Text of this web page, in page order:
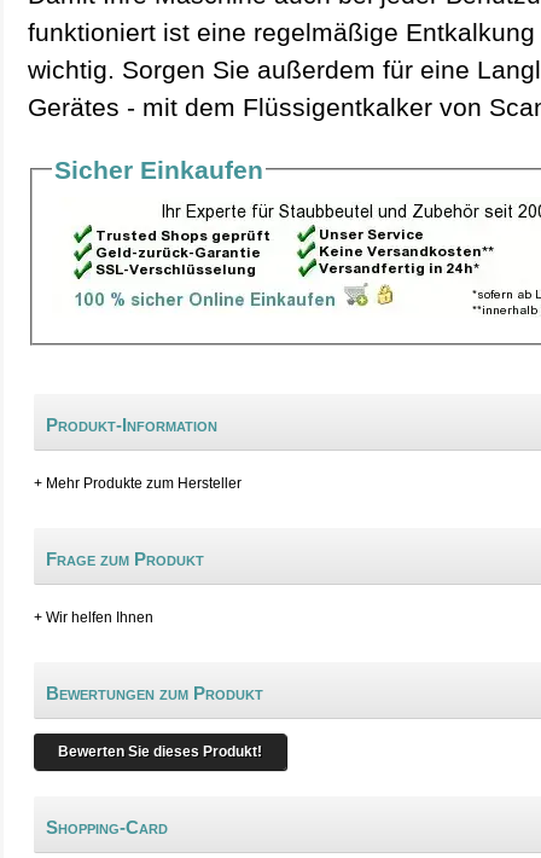
funktioniert ist eine regelmäßige
wichtig. Sorgen Sie außerdem für eine
Gerätes - mit dem Flüssigentkalker von
Sicher Einkaufen
Produkt-Information
+ Mehr Produkte zum Hersteller
Frage zum Produkt
+ Wir helfen Ihnen
Bewertungen zum Produkt
Bewerten Sie dieses Produkt!
Shopping-Card